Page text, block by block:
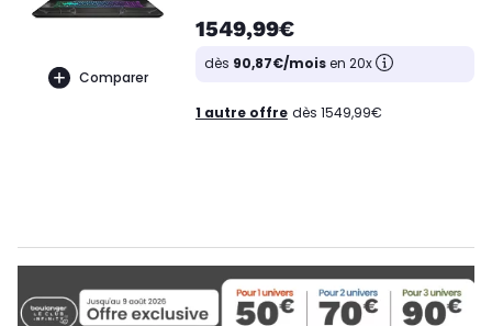
Comparer
1549,99€
dès 90,87€/moisen 20x
1 autre offre dès 1549,99€